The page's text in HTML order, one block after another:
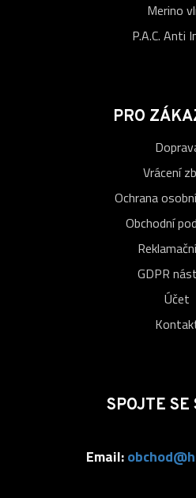
Merino
P.A.C. Anti
PRO
Vrácení
Ochrana
Obchodní
GDPR
Účet
SPOJTE SE
Email: